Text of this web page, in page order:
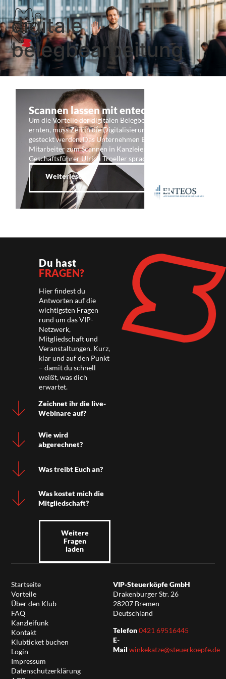
digitale
belegbearbeitung
Scannen lassen mit enteos
Um die Vorteile der digitalen Belegbearbeitung zu
ernten, muss Zeit in die Digitalisierung der Belege
gesteckt werden. Das Unternehmen Enteos sendet
Mitarbeiter zum Scannen in Kanzleien.
Geschäftsführer Ulrich Troeller sprach …
Weiterlesen
Du hast
FRAGEN?
Hier findest du
Antworten auf die
wichtigsten Fragen
rund um das VIP-
Netzwerk,
Mitgliedschaft und
Veranstaltungen. Kurz,
klar und auf den Punkt
– damit du schnell
weißt, was dich
erwartet.
Zeichnet ihr die live-
Webinare auf?
Wie wird
abgerechnet?
Was treibt Euch an?
Was kostet mich die
Mitgliedschaft?
Weitere
Fragen
laden
Startseite
Vorteile
Über den Klub
FAQ
Kanzleifunk
Kontakt
Klubticket buchen
Login
Impressum
Datenschutzerklärung
VIP-Steuerköpfe GmbH
Drakenburger Str. 26
28207 Bremen
Deutschland
Telefon0421 69516445
E-
Mail winkekatze@steuerkoepfe.de